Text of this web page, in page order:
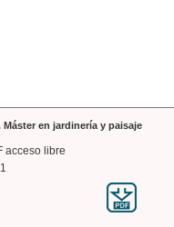
en jardinería y paisaje
acceso libre